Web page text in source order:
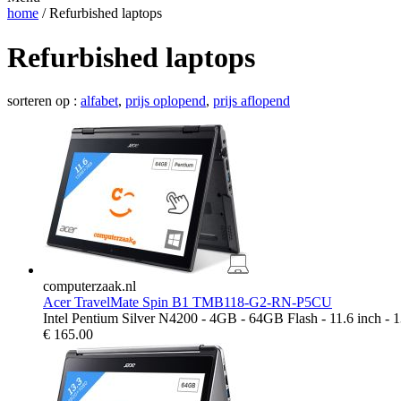
home / Refurbished laptops
Refurbished laptops
sorteren op : alfabet, prijs oplopend, prijs aflopend
computerzaak.nl
Acer TravelMate Spin B1 TMB118-G2-RN-P5CU
Intel Pentium Silver N4200 - 4GB - 64GB Flash - 11.6 inch -
€ 165.00